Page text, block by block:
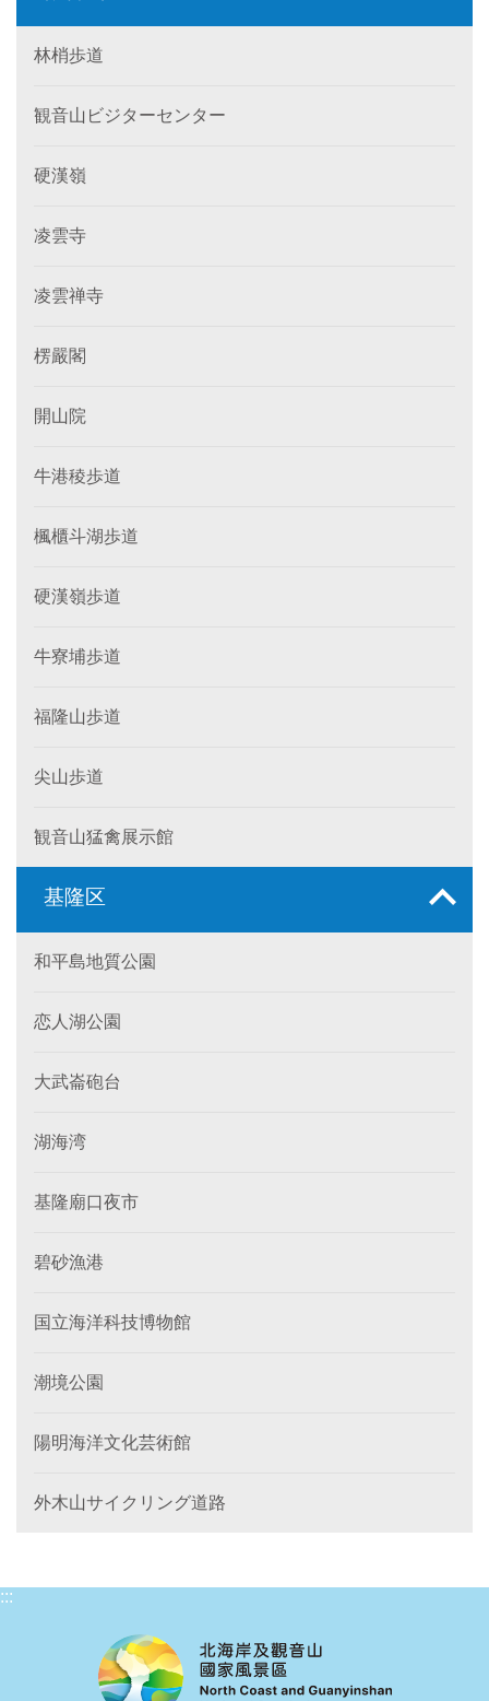
林梢歩道
観音山ビジターセンター
硬漢嶺
凌雲寺
凌雲禅寺
楞嚴閣
開山院
牛港稜歩道
楓櫃斗湖歩道
硬漢嶺歩道
牛寮埔歩道
福隆山歩道
尖山歩道
観音山猛禽展示館
基隆区
和平島地質公園
恋人湖公園
大武崙砲台
湖海湾
基隆廟口夜市
碧砂漁港
国立海洋科技博物館
潮境公園
陽明海洋文化芸術館
外木山サイクリング道路
:::